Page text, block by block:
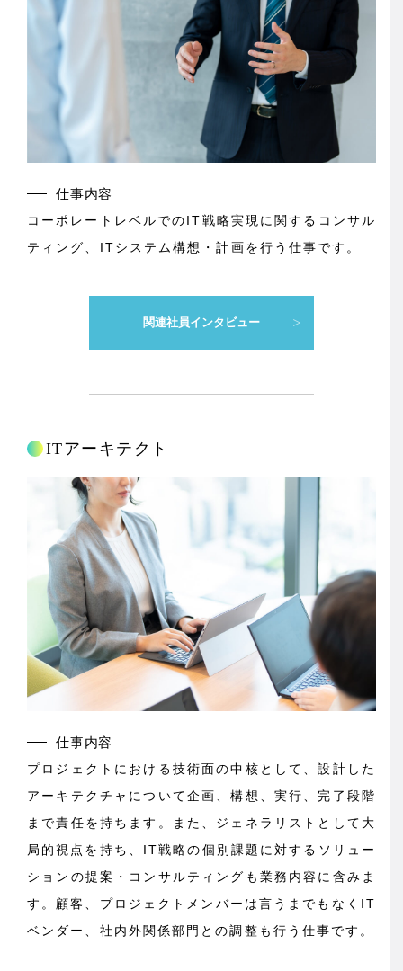
仕事内容
コーポレートレベルでのIT戦略実現に関するコンサル
ティング、ITシステム構想・計画を行う仕事です。
関連社員インタビュー
ITアーキテクト
仕事内容
プロジェクトにおける技術面の中核として、設計した
アーキテクチャについて企画、構想、実行、完了段階
まで責任を持ちます。また、ジェネラリストとして大
局的視点を持ち、IT戦略の個別課題に対するソリュー
ションの提案・コンサルティングも業務内容に含みま
す。顧客、プロジェクトメンバーは言うまでもなくIT
ベンダー、社内外関係部門との調整も行う仕事です。